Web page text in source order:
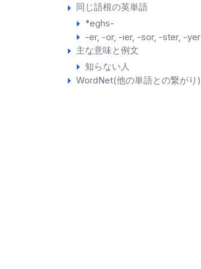
同じ語根の英単語
*eghs-
-er, -or, -ier, -sor, -ster, -yer
主な意味と例文
知らない人
WordNet(他の単語との繋がり)